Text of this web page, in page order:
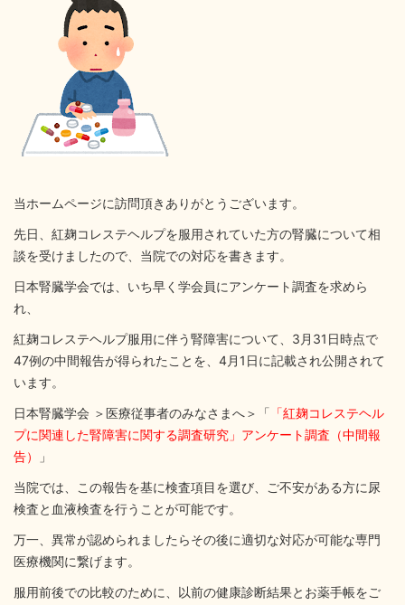
当ホームページに訪問頂きありがとうございます。
先日、紅麹コレステヘルプを服用されていた方の腎臓について相
談を受けましたので、当院での対応を書きます。
日本腎臓学会では、いち早く学会員にアンケート調査を求めら
れ、
紅麹コレステヘルプ服用に伴う腎障害について、3月31日時点で
47例の中間報告が得られたことを、4月1日に記載され公開されて
います。
日本腎臓学会 ＞医療従事者のみなさまへ＞「 「紅麹コレステヘル
プに関連した腎障害に関する調査研究」アンケート調査（中間報
告）
」
当院では、この報告を基に検査項目を選び、ご不安がある方に尿
検査と血液検査を行うことが可能です。
万一、異常が認められましたらその後に適切な対応が可能な専門
医療機関に繋げます。
服用前後での比較のために、以前の健康診断結果とお薬手帳をご